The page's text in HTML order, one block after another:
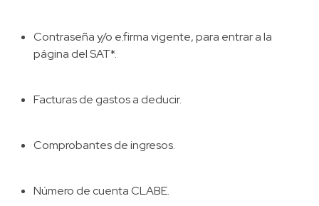
Contraseña y/o e.firma vigente, para entrar a la
página del SAT*.
Facturas de gastos a deducir.
Comprobantes de ingresos.
Número de cuenta CLABE.